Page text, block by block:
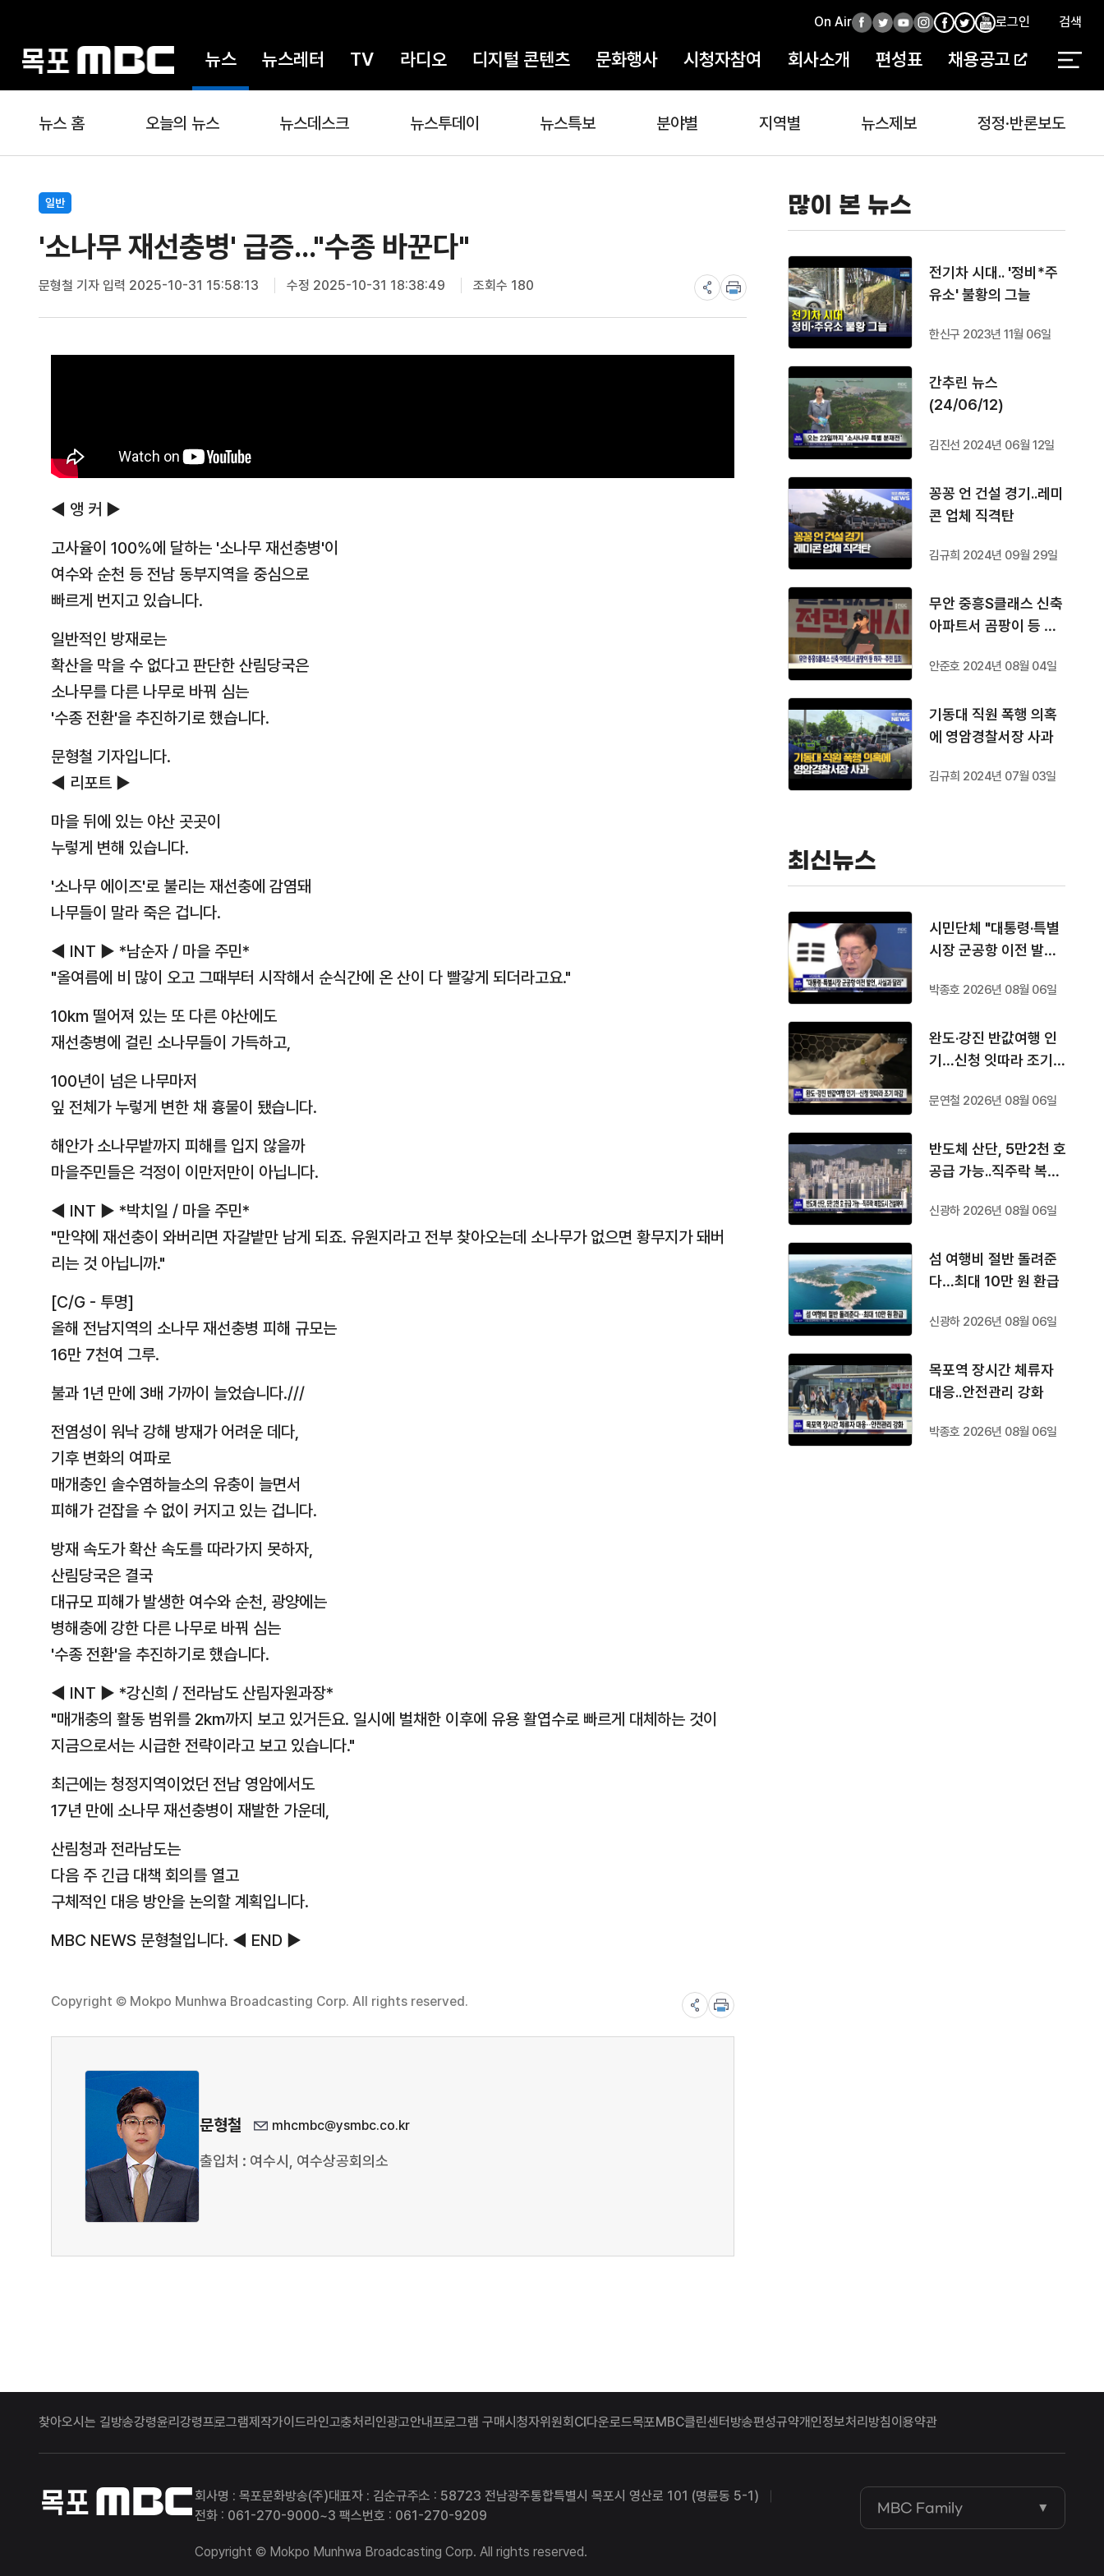
뉴스 뉴스레터 TV 라디오 디지털 콘텐츠 문화행사 시청자참여 회사소개 편성표 채용공고
On Air페 트
터
유
브
인
타
페 인
타
유
브
로그인 검색
뉴스 홈 오늘의 뉴스 뉴스데스크 뉴스투데이 뉴스특보 분야별 지역별 뉴스제보 정정·반론보도
일반
'소나무 재선충병' 급증..."수종 바꾼다"
문형철 기자입력 2025-10-31 15:58:13 수정 2025-10-31 18:38:49 조회수 180
◀ 앵 커 ▶
고사율이 100%에 달하는 '소나무 재선충병'이
여수와 순천 등 전남 동부지역을 중심으로
빠르게 번지고 있습니다.
일반적인 방재로는
확산을 막을 수 없다고 판단한 산림당국은
소나무를 다른 나무로 바꿔 심는
'수종 전환'을 추진하기로 했습니다.
문형철 기자입니다.
◀ 리포트 ▶
마을 뒤에 있는 야산 곳곳이
누렇게 변해 있습니다.
'소나무 에이즈'로 불리는 재선충에 감염돼
나무들이 말라 죽은 겁니다.
◀ INT ▶ *남순자 / 마을 주민*
"올여름에 비 많이 오고 그때부터 시작해서 순식간에 온 산이 다 빨갛게 되더라고요."
10km 떨어져 있는 또 다른 야산에도
재선충병에 걸린 소나무들이 가득하고,
100년이 넘은 나무마저
잎 전체가 누렇게 변한 채 흉물이 됐습니다.
해안가 소나무밭까지 피해를 입지 않을까
마을주민들은 걱정이 이만저만이 아닙니다.
◀ INT ▶ *박치일 / 마을 주민*
"만약에 재선충이 와버리면 자갈밭만 남게 되죠. 유원지라고 전부 찾아오는데 소나무가 없으면 황무지가 돼버
리는 것 아닙니까."
[C/G - 투명]
올해 전남지역의 소나무 재선충병 피해 규모는
16만 7천여 그루.
불과 1년 만에 3배 가까이 늘었습니다.///
전염성이 워낙 강해 방재가 어려운 데다,
기후 변화의 여파로
매개충인 솔수염하늘소의 유충이 늘면서
피해가 걷잡을 수 없이 커지고 있는 겁니다.
방재 속도가 확산 속도를 따라가지 못하자,
산림당국은 결국
대규모 피해가 발생한 여수와 순천, 광양에는
병해충에 강한 다른 나무로 바꿔 심는
'수종 전환'을 추진하기로 했습니다.
◀ INT ▶ *강신희 / 전라남도 산림자원과장*
"매개충의 활동 범위를 2km까지 보고 있거든요. 일시에 벌채한 이후에 유용 활엽수로 빠르게 대체하는 것이
지금으로서는 시급한 전략이라고 보고 있습니다."
최근에는 청정지역이었던 전남 영암에서도
17년 만에 소나무 재선충병이 재발한 가운데,
산림청과 전라남도는
다음 주 긴급 대책 회의를 열고
구체적인 대응 방안을 논의할 계획입니다.
MBC NEWS 문형철입니다. ◀ END ▶
Copyright © Mokpo Munhwa Broadcasting Corp. All rights reserved.
문형철 mhcmbc@ysmbc.co.kr
출입처 : 여수시, 여수상공회의소
많이 본 뉴스
전기차 시대.. '정비*주
유소' 불황의 그늘
한신구 2023년 11월 06일
간추린 뉴스
(24/06/12)
김진선 2024년 06월 12일
꽁꽁 언 건설 경기..레미
콘 업체 직격탄
김규희 2024년 09월 29일
무안 중흥S클래스 신축
아파트서 곰팡이 등 하
안준호 2024년 08월 04일
기동대 직원 폭행 의혹
에 영암경찰서장 사과
김규희 2024년 07월 03일
최신뉴스
시민단체 "대통령·특별
시장 군공항 이전 발언,
박종호 2026년 08월 06일
완도·강진 반값여행 인
기…신청 잇따라 조기
문연철 2026년 08월 06일
반도체 산단, 5만2천 호
공급 가능..직주락 복합
신광하 2026년 08월 06일
섬 여행비 절반 돌려준
다…최대 10만 원 환급
신광하 2026년 08월 06일
목포역 장시간 체류자
대응..안전관리 강화
박종호 2026년 08월 06일
찾아오시는 길방송강령윤리강령프로그램제작가이드라인고충처리인광고안내프로그램 구매시청자위원회 CI다운로드목포MBC클린센터 방송편성규약개인정보처리방침이용약관
목포MBC 회사명 : 목포문화방송(주)대표자 : 김순규주소 : 58723 전남광주통합특별시 목포시 영산로 101 (명륜동 5-1)
전화 : 061-270-9000~3 팩스번호 : 061-270-9209
Copyright © Mokpo Munhwa Broadcasting Corp. All rights reserved.
MBC Family